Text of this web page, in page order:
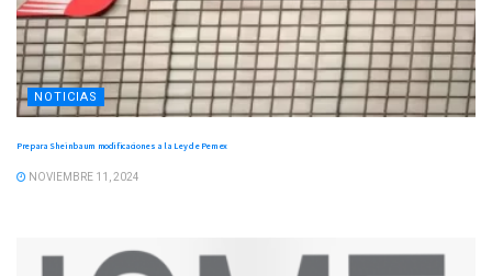
NOTICIAS
Prepara Sheinbaum modificaciones a la Ley de Pemex
NOVIEMBRE 11, 2024